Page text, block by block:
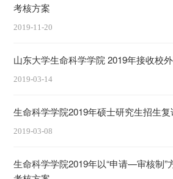
考核方案
2019-11-20
山东大学生命科学学院 2019年接收校
2019-03-14
生命科学学院2019年硕士研究生招生
2019-03-08
生命科学学院2019年以“申请—审核制”